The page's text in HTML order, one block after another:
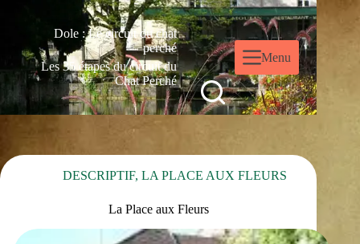
Dole : Le circuit du chat
perché
Les 35 étapes du circuit du
Chat Perché
Menu
DESCRIPTIF, LA PLACE AUX FLEURS
La Place aux Fleurs